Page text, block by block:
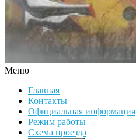
ИКАР
Меню
Главная
Контакты
Официальная информация
Режим работы
Схема проезда